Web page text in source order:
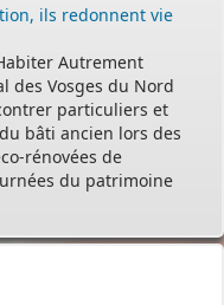
ils redonnent vie
Autrement
des Vosges du Nord
particuliers et
bâti ancien lors des
rénovées de
du patrimoine